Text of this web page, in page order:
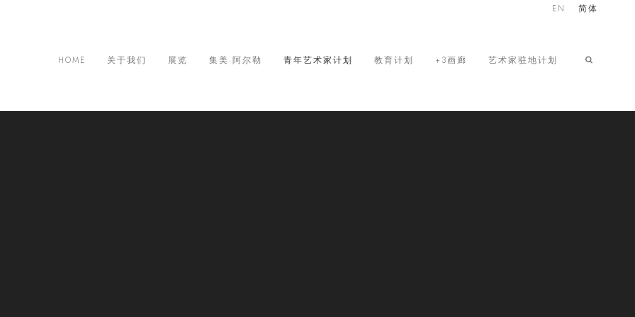
HOME 关于我们 展览 集美·阿尔勒 青年艺术家计划 教育计划 +3画廊 艺术家驻地计划
EN 简体